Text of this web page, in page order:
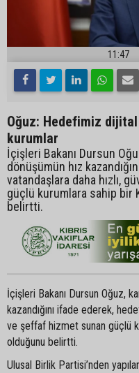
11:47
Oğuz: Hedefimiz
kurumlar
İçişleri Bakanı Dursun
dönüşümün hız
vatandaşlara daha hızlı,
güçlü kurumlara sahip bir
belirtti.
İçişleri Bakanı Dursun Oğuz,
kazandığını ifade ederek,
ve şeffaf hizmet sunan güçlü
olduğunu belirtti.
Ulusal Birlik Partisi’nden